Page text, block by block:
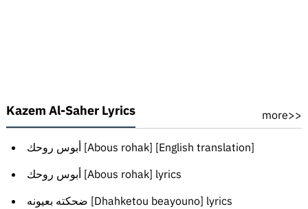
Kazem Al-Saher Lyrics more>>
أبوس روحك [Abous rohak] [English translation]
أبوس روحك [Abous rohak] lyrics
ضحكته بعيونه [Dhahketou beayouno] lyrics